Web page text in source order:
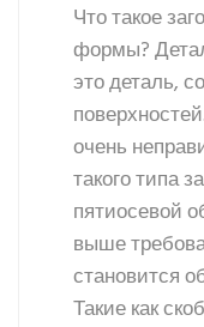
Что такое
формы?
это деталь,
очень
такого типа
пятиосевой
выше
становится
Такие как